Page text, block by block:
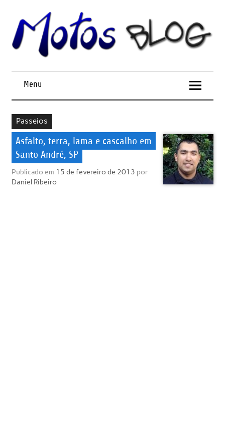
Menu
Passeios
Asfalto, terra, lama e cascalho em
Santo André, SP
Publicado em 15 de fevereiro de 2013 por
Daniel Ribeiro